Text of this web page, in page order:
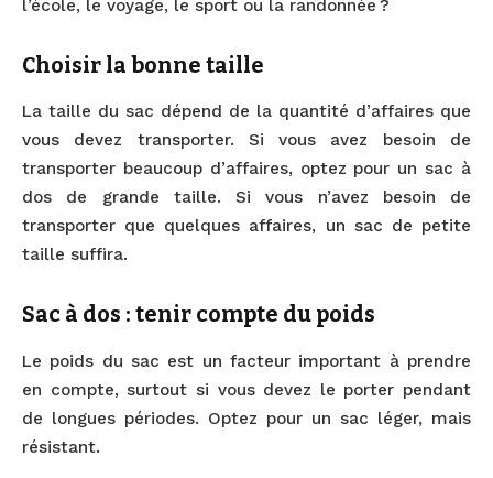
l’école, le voyage, le sport ou la randonnée ?
Choisir la bonne taille
La taille du sac dépend de la quantité d’affaires que
vous devez transporter. Si vous avez besoin de
transporter beaucoup d’affaires, optez pour un sac à
dos de grande taille. Si vous n’avez besoin de
transporter que quelques affaires, un sac de petite
taille suffira.
Sac à dos : tenir compte du poids
Le poids du sac est un facteur important à prendre
en compte, surtout si vous devez le porter pendant
de longues périodes. Optez pour un sac léger, mais
résistant.